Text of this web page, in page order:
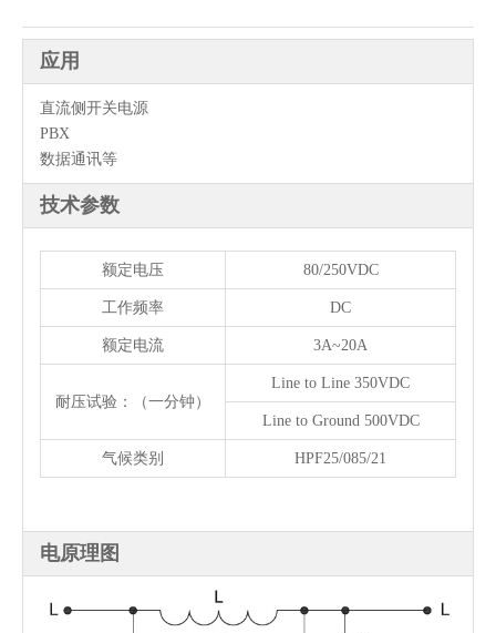
应用
直流侧开关电源
PBX
数据通讯等
技术参数
额定电压 80/250VDC
工作频率 DC
额定电流 3A~20A
耐压试验：（一分钟）
Line to Line 350VDC
Line to Ground 500VDC
气候类别 HPF25/085/21
电原理图